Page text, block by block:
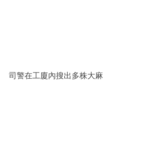
司警在工廈內搜出多株大麻